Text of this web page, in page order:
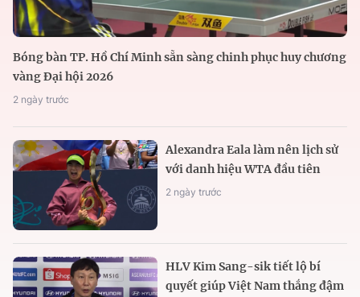
Bóng bàn TP. Hồ Chí Minh sẵn sàng chinh phục huy chương
vàng Đại hội 2026
2 ngày trước
Alexandra Eala làm nên lịch sử
với danh hiệu WTA đầu tiên
2 ngày trước
HLV Kim Sang-sik tiết lộ bí
quyết giúp Việt Nam thắng đậm